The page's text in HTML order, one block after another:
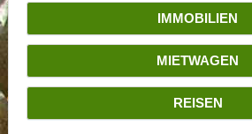
IMMOBILIEN
MIETWAGEN
REISEN